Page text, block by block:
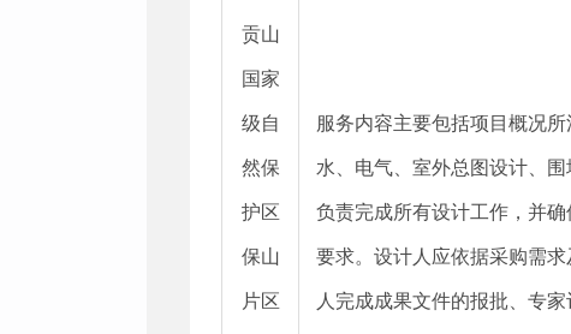
贡山
国家
级自
然保
护区
保山
片区
服务内容主要包括项目概况
水、电气、室外总图设计、
负责完成所有设计工作，并
要求。设计人应依据采购需
人完成成果文件的报批、专